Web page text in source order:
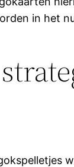
in het